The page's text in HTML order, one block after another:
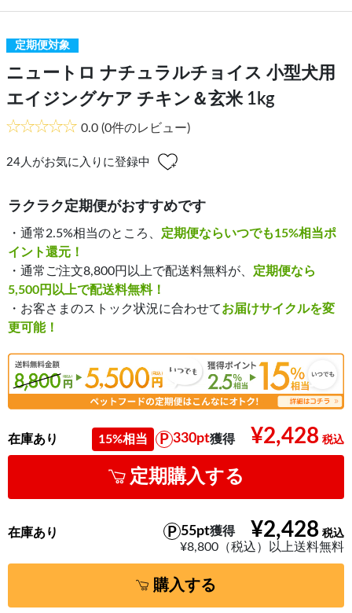
定期便対象
ニュートロ ナチュラルチョイス 小型犬用
エイジングケア チキン＆玄米 1kg
0.0 (0件のレビュー)
24人がお気に入りに登録中
ラクラク定期便がおすすめです
・通常2.5%相当のところ、 定期便ならいつでも15%相当ポ
イント還元！
・通常ご注文8,800円以上で配送料無料が、 定期便なら
5,500円以上で配送料無料！
・お客さまのストック状況に合わせてお届けサイクルを変
更可能！
¥2,428
15%相当 330pt獲得
在庫あり
定期購入する
¥2,428
55pt獲得
¥8,800（税込）以上送料無料
在庫あり
購入する